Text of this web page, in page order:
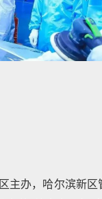
主办，哈尔滨新